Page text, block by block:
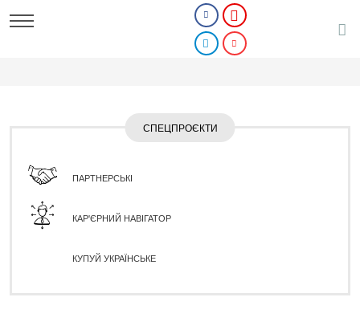
СПЕЦПРОЄКТИ
ПАРТНЕРСЬКІ
КАР'ЄРНИЙ НАВІГАТОР
КУПУЙ УКРАЇНСЬКЕ